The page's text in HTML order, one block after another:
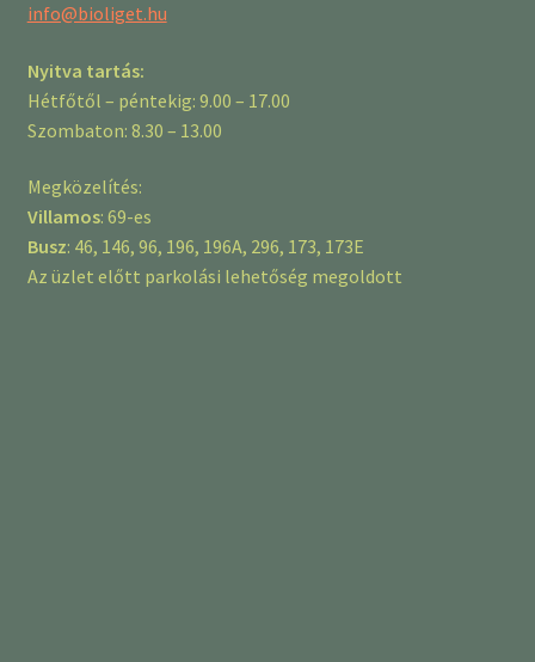
info@bioliget.hu
Nyitva tartás:
Hétfőtől – péntekig: 9.00 – 17.00
Szombaton: 8.30 – 13.00
Megközelítés:
Villamos: 69-es
Busz: 46, 146, 96, 196, 196A, 296, 173, 173E
Az üzlet előtt parkolási lehetőség megoldott